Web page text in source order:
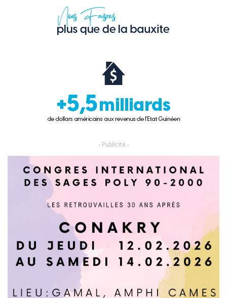
- Publicité -